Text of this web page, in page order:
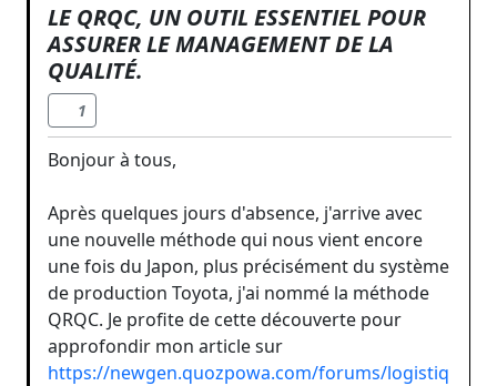
LE QRQC, UN OUTIL ESSENTIEL POUR
ASSURER LE MANAGEMENT DE LA
QUALITÉ.
1
Bonjour à tous,
Après quelques jours d'absence, j'arrive avec
une nouvelle méthode qui nous vient encore
une fois du Japon, plus précisément du système
de production Toyota, j'ai nommé la méthode
QRQC. Je profite de cette découverte pour
approfondir mon article sur
https://newgen.quozpowa.com/forums/logistiq